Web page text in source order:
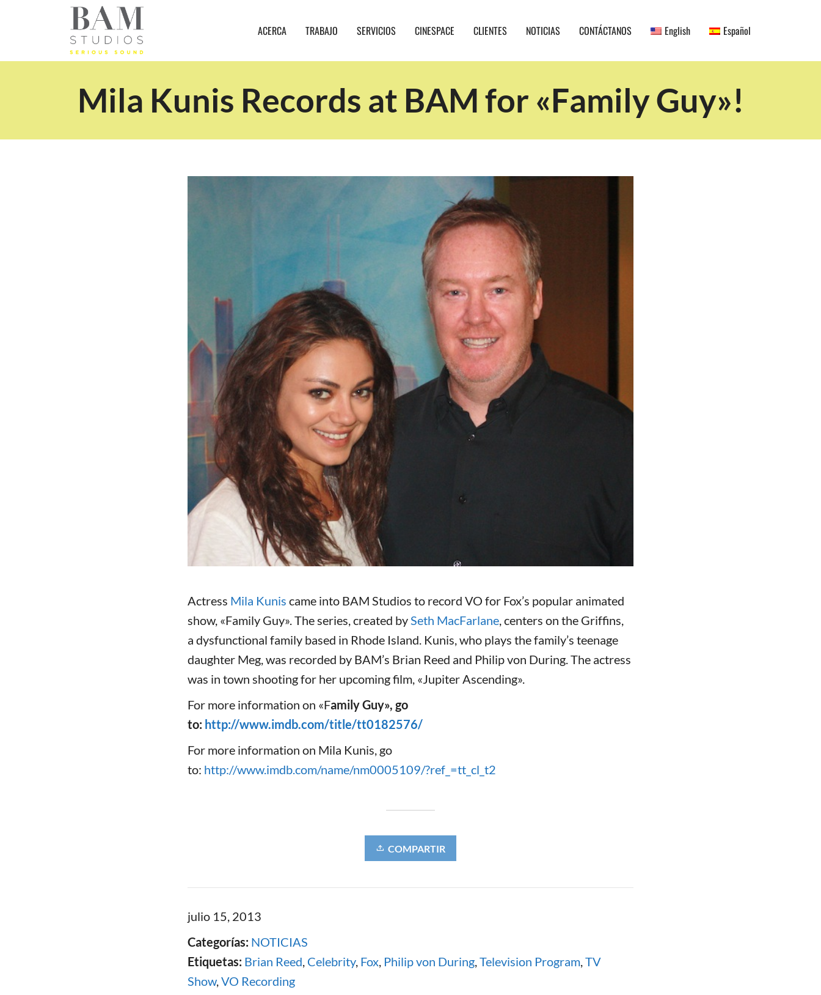
ACERCA TRABAJO SERVICIOS CINESPACE CLIENTES NOTICIAS CONTÁCTANOS English Español
Mila Kunis Records at BAM for «Family Guy»!
Actress Mila Kunis came into BAM Studios to record VO for Fox’s popular animated
show, «Family Guy». The series, created by Seth MacFarlane , centers on the Griffins,
a dysfunctional family based in Rhode Island. Kunis, who plays the family’s teenage
daughter Meg, was recorded by BAM’s Brian Reed and Philip von During. The actress
was in town shooting for her upcoming film, «Jupiter Ascending».
For more information on «Family Guy», go
to: http://www.imdb.com/title/tt0182576/
For more information on Mila Kunis, go
to: http://www.imdb.com/name/nm0005109/?ref_=tt_cl_t2
COMPARTIR
julio 15, 2013
Categorías: NOTICIAS
Etiquetas: Brian Reed Celebrity, Fox Philip von During Television Program TV
Show, VO Recording